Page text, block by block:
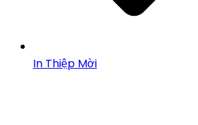
In Thiệp Mời